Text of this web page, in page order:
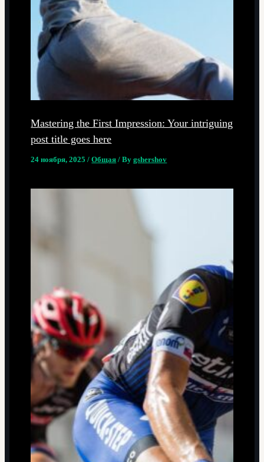
Mastering the First Impression: Your intriguing
post title goes here
24 ноября, 2025/Общая / Bygshershov